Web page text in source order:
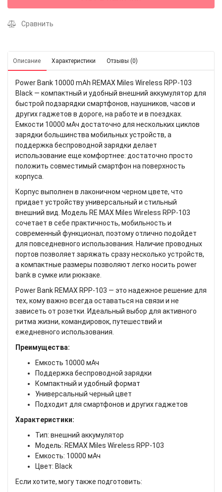
Сравнить
Описание Характеристики Отзывы (0)
Power Bank 10000 mAh REMAX Miles Wireless RPP-103
Black — компактный и удобный внешний аккумулятор для
быстрой подзарядки смартфонов, наушников, часов и
других гаджетов в дороге, на работе и в поездках.
Емкости 10000 мАч достаточно для нескольких циклов
зарядки большинства мобильных устройств, а
поддержка беспроводной зарядки делает
использование еще комфортнее: достаточно просто
положить совместимый смартфон на поверхность
корпуса.
Корпус выполнен в лаконичном черном цвете, что
придает устройству универсальный и стильный
внешний вид. Модель RE MAX Miles Wireless RPP-103
сочетает в себе практичность, мобильность и
современный функционал, поэтому отлично подойдет
для повседневного использования. Наличие проводных
портов позволяет заряжать сразу несколько устройств,
а компактные размеры позволяют легко носить power
bank в сумке или рюкзаке.
Power Bank REMAX RPP-103 — это надежное решение для
тех, кому важно всегда оставаться на связи и не
зависеть от розетки. Идеальный выбор для активного
ритма жизни, командировок, путешествий и
ежедневного использования.
Преимущества:
Емкость 10000 мАч
Поддержка беспроводной зарядки
Компактный и удобный формат
Универсальный черный цвет
Подходит для смартфонов и других гаджетов
Характеристики:
Тип: внешний аккумулятор
Модель: REMAX Miles Wireless RPP-103
Емкость: 10000 мАч
Цвет: Black
Если хотите, могу также подготовить: